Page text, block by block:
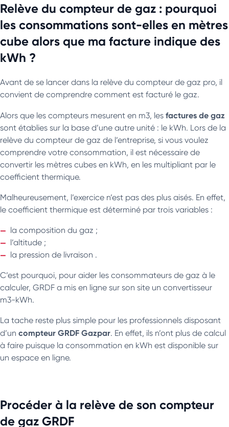
Relève du compteur de gaz : pourquoi
les consommations sont-elles en mètres
cube alors que ma facture indique des
kWh ?
Avant de se lancer dans la relève du compteur de gaz pro, il
convient de comprendre comment est facturé le gaz.
Alors que les compteurs mesurent en m3, les factures de gaz
sont établies sur la base d’une autre unité : le kWh. Lors de la
relève du compteur de gaz de l’entreprise, si vous voulez
comprendre votre consommation, il est nécessaire de
convertir les mètres cubes en kWh, en les multipliant par le
coefficient thermique.
Malheureusement, l’exercice n’est pas des plus aisés. En effet,
le coefficient thermique est déterminé par trois variables :
la composition du gaz ;
l’altitude ;
la pression de livraison .
C’est pourquoi, pour aider les consommateurs de gaz à le
calculer, GRDF a mis en ligne sur son site un convertisseur
m3-kWh.
La tache reste plus simple pour les professionnels disposant
d’un compteur GRDF Gazpar. En effet, ils n’ont plus de calcul
à faire puisque la consommation en kWh est disponible sur
un espace en ligne.
Procéder à la relève de son compteur
de gaz GRDF